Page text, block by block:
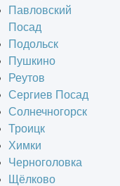
Павловский
Посад
Подольск
Пушкино
Реутов
Сергиев Посад
Солнечногорск
Троицк
Химки
Черноголовка
Щёлково